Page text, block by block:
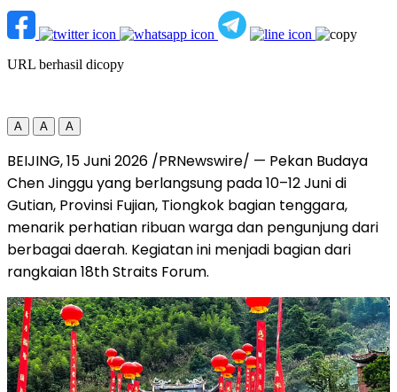
URL berhasil dicopy
A A A
BEIJING, 15 Juni 2026 /PRNewswire/ — Pekan Budaya
Chen Jinggu yang berlangsung pada 10–12 Juni di
Gutian, Provinsi Fujian, Tiongkok bagian tenggara,
menarik perhatian ribuan warga dan pengunjung dari
berbagai daerah. Kegiatan ini menjadi bagian dari
rangkaian 18th Straits Forum.